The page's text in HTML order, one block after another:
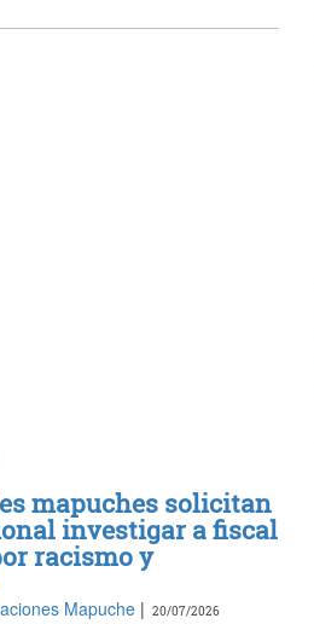
mapuches solicitan
investigar a fiscal
racismo y
Mapuche | 20/07/2026